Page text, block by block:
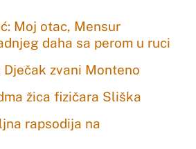
Moj otac, Mensur
daha sa perom u ruci
zvani Monteno
žica fizičara Sliška
rapsodija na